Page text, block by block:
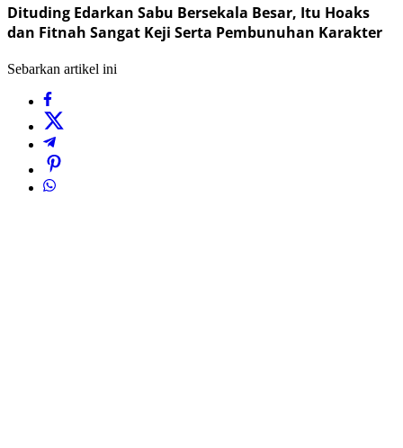
Dituding Edarkan Sabu Bersekala Besar, Itu Hoaks
dan Fitnah Sangat Keji Serta Pembunuhan Karakter
Sebarkan artikel ini